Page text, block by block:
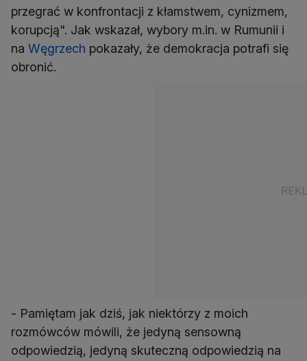
przegrać w konfrontacji z kłamstwem, cynizmem,
korupcją". Jak wskazał, wybory m.in. w Rumunii i
na Węgrzech pokazały, że demokracja potrafi się
obronić.
- Pamiętam jak dziś, jak niektórzy z moich
rozmówców mówili, że jedyną sensowną
odpowiedzią, jedyną skuteczną odpowiedzią na